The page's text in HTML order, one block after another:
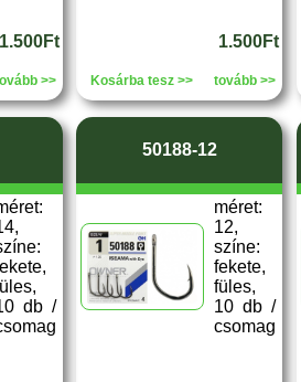
1.500Ft
>>
1.500Ft
Kosárba tesz >> tovább >>
db /
50188-12
méret:
12,
színe:
fekete,
füles,
10 db /
csomag